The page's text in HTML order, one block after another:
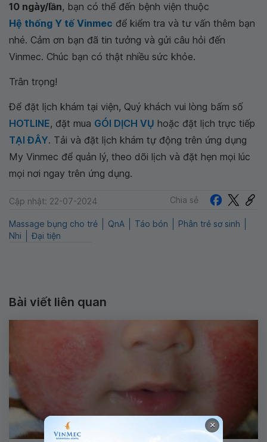
10 ngày/lần, bạn có thể đến bệnh viện thuộc
Hệ thống Y tế Vinmec để kiểm tra và tư vấn thêm bạn
nhé. Cảm ơn bạn đã tin tưởng và gửi câu hỏi đến
Vinmec. Chúc bạn có thật nhiều sức khỏe.
Trân trọng!
Để đặt lịch khám tại viện, Quý khách vui lòng bấm số
HOTLINE, đặt mua GÓI DỊCH VỤ hoặc đặt lịch trực tiếp
TẠI ĐÂY. Tải và đặt lịch khám tự động trên ứng dụng
My Vinmec để quản lý, theo dõi lịch và đặt hẹn mọi lúc
mọi nơi ngay trên ứng dụng.
Cập nhật: 22-07-2024 Chia sẻ
Massage bụng cho trẻ QnA Táo bón
Phân trẻ sơ sinh
Nhi
Đại tiện
Bài viết liên quan
×